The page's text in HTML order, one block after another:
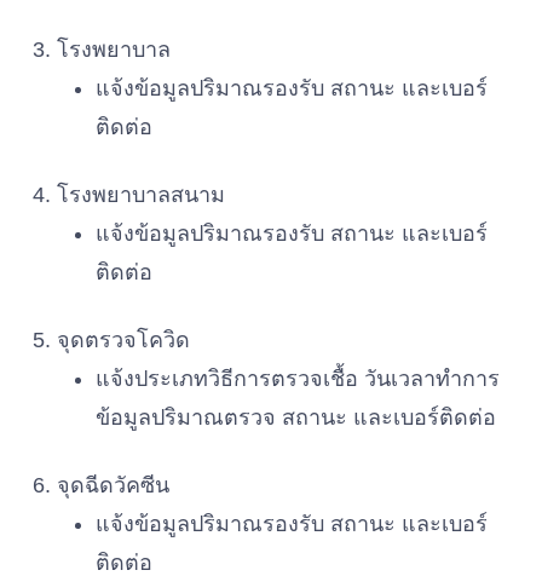
โรงพยาบาล
แจ้งข้อมูลปริมาณรองรับ สถานะ และเบอร์
ติดต่อ
โรงพยาบาลสนาม
แจ้งข้อมูลปริมาณรองรับ สถานะ และเบอร์
ติดต่อ
จุดตรวจโควิด
แจ้งประเภทวิธีการตรวจเชื้อ วันเวลาทำการ
ข้อมูลปริมาณตรวจ สถานะ และเบอร์ติดต่อ
จุดฉีดวัคซีน
แจ้งข้อมูลปริมาณรองรับ สถานะ และเบอร์
ติดต่อ